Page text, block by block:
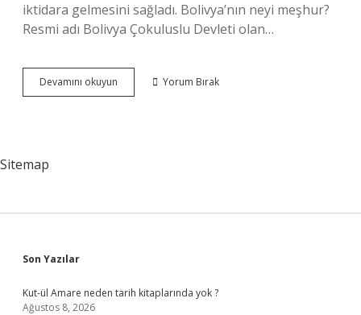
iktidara gelmesini sağladı. Bolivya’nın neyi meşhur?
Resmi adı Bolivya Çokuluslu Devleti olan…
Devamını okuyun
Hangi
Yorum Bırak
Sitemap
Sidebar
Son Yazılar
Kut-ül Amare neden tarih kitaplarında yok ?
Ağustos 8, 2026